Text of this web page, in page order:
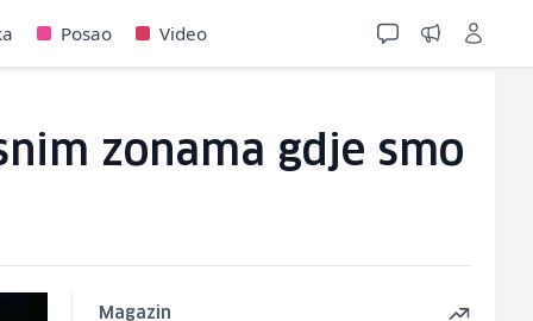
Posao Video
zonama gdje smo
Magazin